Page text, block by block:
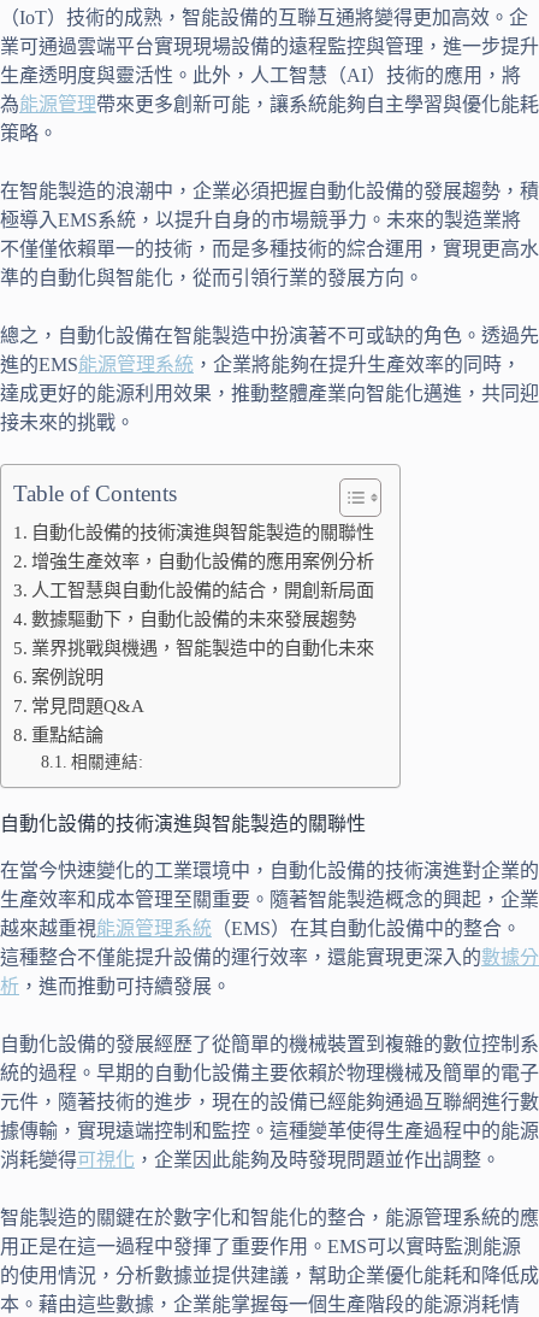
（IoT）技術的成熟，智能設備的互聯互通將變得更加高效。企
業可通過雲端平台實現現場設備的遠程監控與管理，進一步提升
生產透明度與靈活性。此外，人工智慧（AI）技術的應用，將
為能源管理帶來更多創新可能，讓系統能夠自主學習與優化能耗
策略。
在智能製造的浪潮中，企業必須把握自動化設備的發展趨勢，積
極導入EMS系統，以提升自身的市場競爭力。未來的製造業將
不僅僅依賴單一的技術，而是多種技術的綜合運用，實現更高水
準的自動化與智能化，從而引領行業的發展方向。
總之，自動化設備在智能製造中扮演著不可或缺的角色。透過先
進的EMS能源管理系統 ，企業將能夠在提升生產效率的同時，
達成更好的能源利用效果，推動整體產業向智能化邁進，共同迎
接未來的挑戰。
Table of Contents
自動化設備的技術演進與智能製造的關聯性
增強生產效率，自動化設備的應用案例分析
人工智慧與自動化設備的結合，開創新局面
數據驅動下，自動化設備的未來發展趨勢
業界挑戰與機遇，智能製造中的自動化未來
案例說明
常見問題Q&A
重點結論
相關連結:
自動化設備的技術演進與智能製造的關聯性
在當今快速變化的工業環境中，自動化設備的技術演進對企業的
生產效率和成本管理至關重要。隨著智能製造概念的興起，企業
越來越重視能源管理系統 （EMS）在其自動化設備中的整合。
這種整合不僅能提升設備的運行效率，還能實現更深入的數據分
析 ，進而推動可持續發展。
自動化設備的發展經歷了從簡單的機械裝置到複雜的數位控制系
統的過程。早期的自動化設備主要依賴於物理機械及簡單的電子
元件，隨著技術的進步，現在的設備已經能夠通過互聯網進行數
據傳輸，實現遠端控制和監控。這種變革使得生產過程中的能源
消耗變得可視化 ，企業因此能夠及時發現問題並作出調整。
智能製造的關鍵在於數字化和智能化的整合，能源管理系統的應
用正是在這一過程中發揮了重要作用。EMS可以實時監測能源
的使用情況，分析數據並提供建議，幫助企業優化能耗和降低成
本。藉由這些數據，企業能掌握每一個生產階段的能源消耗情